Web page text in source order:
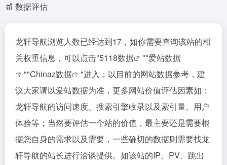
数据评估
龙轩导航浏览人数已经达到17，如你需要查询该站的相
关权重信息，可以点击"5118数据 ""爱站数据
""Chinaz数据
"进入；以目前的网站数据参考，建
议大家请以爱站数据为准，更多网站价值评估因素如：
龙轩导航的访问速度、搜索引擎收录以及索引量、用户
体验等；当然要评估一个站的价值，最主要还是需要根
据您自身的需求以及需要，一些确切的数据则需要找龙
轩导航的站长进行洽谈提供。如该站的IP、PV、跳出